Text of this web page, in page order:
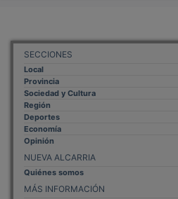
SECCIONES
Local
Provincia
Sociedad y Cultura
Región
Deportes
Economía
Opinión
NUEVA ALCARRIA
Quiénes somos
MÁS INFORMACIÓN
Aviso Legal